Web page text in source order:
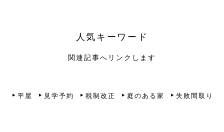
人気キーワード
関連記事へリンクします
平屋 見学予約 税制改正 庭のある家 失敗間取り